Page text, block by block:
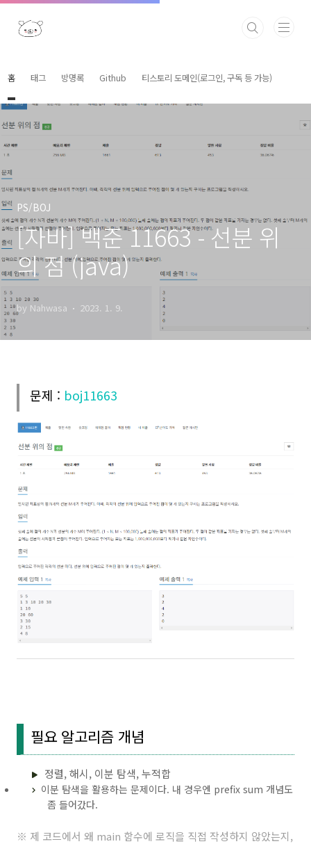
본문 바로가기
홈 태그 방명록 Github 티스토리 도메인(로그인, 구독 등 가능)
PS/BOJ
[자바] 백준 11663 - 선분 위
의 점 (java)
by Nahwasa 2023. 1. 9.
문제 : boj11663
필요 알고리즘 개념
정렬, 해시, 이분 탐색, 누적합
이분 탐색을 활용하는 문제이다. 내 경우엔 prefix sum 개념도
좀 들어갔다.
※ 제 코드에서 왜 main 함수에 로직을 직접 작성하지 않았는지,